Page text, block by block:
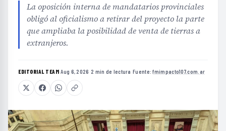
La oposición interna de mandatarios provinciales
obligó al oficialismo a retirar del proyecto la parte
que ampliaba la posibilidad de venta de tierras a
extranjeros.
EDITORIAL TEAM·Aug 6, 2026 ·2 min de lectura ·Fuente:fmimpacto107.com.ar